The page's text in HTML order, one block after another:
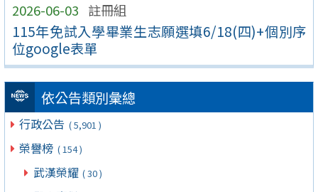
2026-06-03 註冊組
115年免試入學畢業生志願選填6/18(四)+個別序
位google表單
依公告類別彙總
行政公告 ( 5,901 )
榮譽榜 ( 154 )
武漢榮耀 ( 30 )